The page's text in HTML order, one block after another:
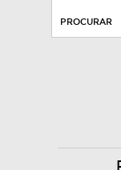
PROCURAR